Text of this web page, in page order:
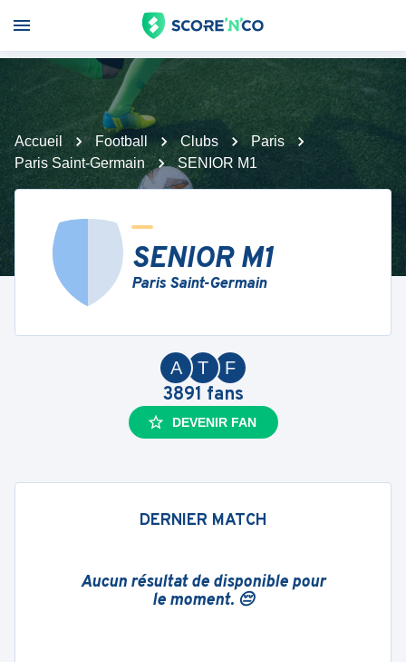
Accueil Football Clubs
Paris
Paris Saint-Germain
SENIOR M1
SENIOR M1
Paris Saint-Germain
F
T
A
3891 fans
DEVENIR FAN
DERNIER MATCH
Aucun résultat de disponible pour
le moment. 😔